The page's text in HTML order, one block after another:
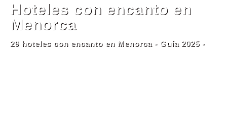
Hoteles con encanto en
Menorca
29 hoteles con encanto en Menorca - Guía 2025 -